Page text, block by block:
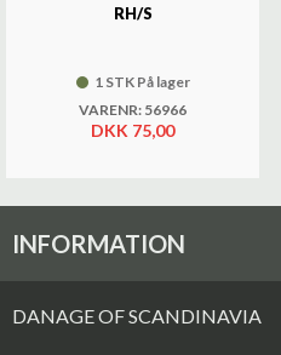
RH/S
1 STK På lager
VARENR: 56966
DKK 75,00
INFORMATION
DANAGE OF SCANDINAVIA